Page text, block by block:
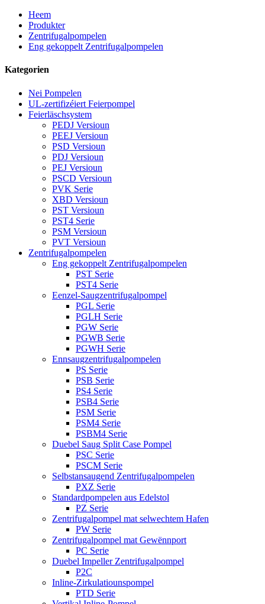
Heem
Produkter
Zentrifugalpompelen
Eng gekoppelt Zentrifugalpompelen
Kategorien
Nei Pompelen
UL-zertifizéiert Feierpompel
Feierläschsystem
PEDJ Versioun
PEEJ Versioun
PSD Versioun
PDJ Versioun
PEJ Versioun
PSCD Versioun
PVK Serie
XBD Versioun
PST Versioun
PST4 Serie
PSM Versioun
PVT Versioun
Zentrifugalpompelen
Eng gekoppelt Zentrifugalpompelen
PST Serie
PST4 Serie
Eenzel-Saugzentrifugalpompel
PGL Serie
PGLH Serie
PGW Serie
PGWB Serie
PGWH Serie
Ennsaugzentrifugalpompelen
PS Serie
PSB Serie
PS4 Serie
PSB4 Serie
PSM Serie
PSM4 Serie
PSBM4 Serie
Duebel Saug Split Case Pompel
PSC Serie
PSCM Serie
Selbstansaugend Zentrifugalpompelen
PXZ Serie
Standardpompelen aus Edelstol
PZ Serie
Zentrifugalpompel mat selwechtem Hafen
PW Serie
Zentrifugalpompel mat Gewënnport
PC Serie
Duebel Impeller Zentrifugalpompel
P2C
Inline-Zirkulatiounspompel
PTD Serie